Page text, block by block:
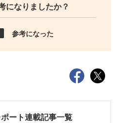
になりましたか？
参考になった
ート連載記事一覧